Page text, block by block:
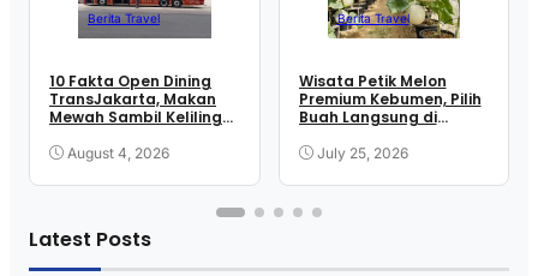
Berita Travel
10 Fakta Open Dining
TransJakarta, Makan
Mewah Sambil Keliling
August 4, 2026
Berita Travel
Wisata Petik Melon
Premium Kebumen, Pilih
Buah Langsung di
July 25, 2026
Latest Posts